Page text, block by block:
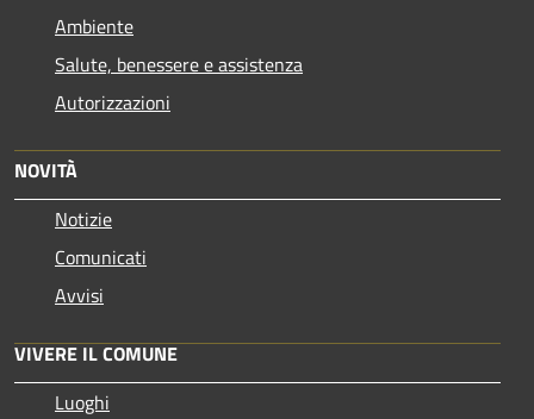
Ambiente
Salute, benessere e assistenza
Autorizzazioni
NOVITÀ
Notizie
Comunicati
Avvisi
VIVERE IL COMUNE
Luoghi